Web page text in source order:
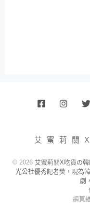
艾蜜莉關
© 2026 艾蜜莉關X吃貨の
光公社優秀記者獎，現為
劇
網頁